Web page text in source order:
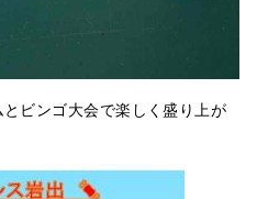
ビンゴ大会で楽しく盛り上が